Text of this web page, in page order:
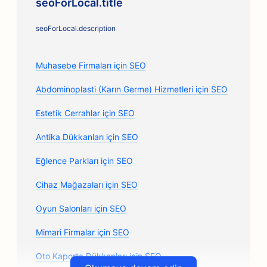
seoForLocal.title
seoForLocal.description
Muhasebe Firmaları için SEO
Abdominoplasti (Karın Germe) Hizmetleri için SEO
Estetik Cerrahlar için SEO
Antika Dükkanları için SEO
Eğlence Parkları için SEO
Cihaz Mağazaları için SEO
Oyun Salonları için SEO
Mimari Firmalar için SEO
Oto Kaporta Dükkanları için SEO